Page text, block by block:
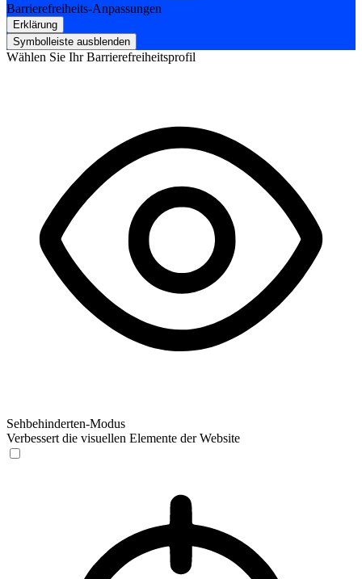
Barrierefreiheits-Anpassungen
Erklärung
Symbolleiste ausblenden
Wählen Sie Ihr Barrierefreiheitsprofil
Sehbehinderten-Modus
Verbessert die visuellen Elemente der Website